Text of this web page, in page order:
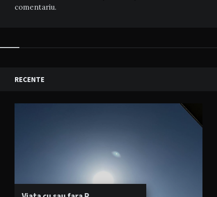
comentariu.
RECENTE